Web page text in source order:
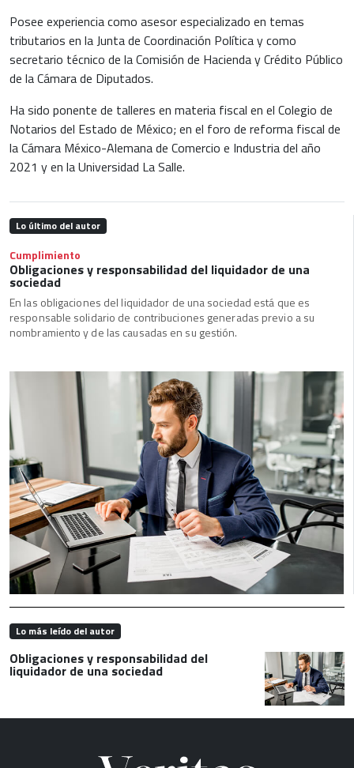
Posee experiencia como asesor especializado en temas
tributarios en la Junta de Coordinación Política y como
secretario técnico de la Comisión de Hacienda y Crédito Público
de la Cámara de Diputados.
Ha sido ponente de talleres en materia fiscal en el Colegio de
Notarios del Estado de México; en el foro de reforma fiscal de
la Cámara México-Alemana de Comercio e Industria del año
2021 y en la Universidad La Salle.
Lo último del autor
Cumplimiento
Obligaciones y responsabilidad del liquidador de una
sociedad
En las obligaciones del liquidador de una sociedad está que es
responsable solidario de contribuciones generadas previo a su
nombramiento y de las causadas en su gestión.
Lo más leído del autor
Obligaciones y responsabilidad del
liquidador de una sociedad